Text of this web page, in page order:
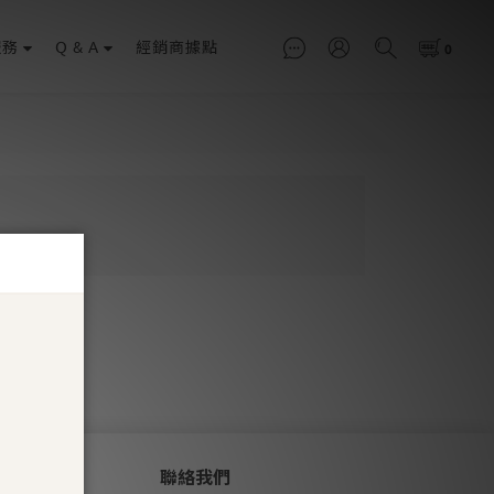
Q & A 經銷商據點
聯絡我們